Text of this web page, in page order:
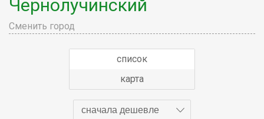
Чернолучинский
Сменить город
список
карта
сначала дешевле